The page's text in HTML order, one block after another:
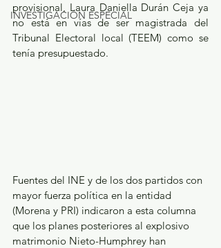
INVESTIGACIÓN ESPECIAL
provisional, Laura Daniella Durán Ceja ya
no está en vías de ser magistrada del
Tribunal Electoral local (TEEM) como se
tenía presupuestado.
Fuentes del INE y de los dos partidos con
mayor fuerza política en la entidad
(Morena y PRI) indicaron a esta columna
que los planes posteriores al explosivo
matrimonio Nieto-Humphrey han